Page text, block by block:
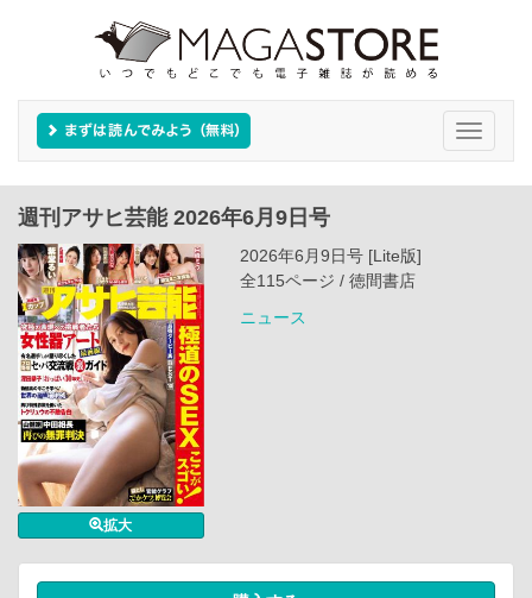
Toggle
週刊アサヒ芸能 2026年6月9日号
拡大
2026年6月9日号 [Lite版]
全115ページ / 徳間書店
ニュース